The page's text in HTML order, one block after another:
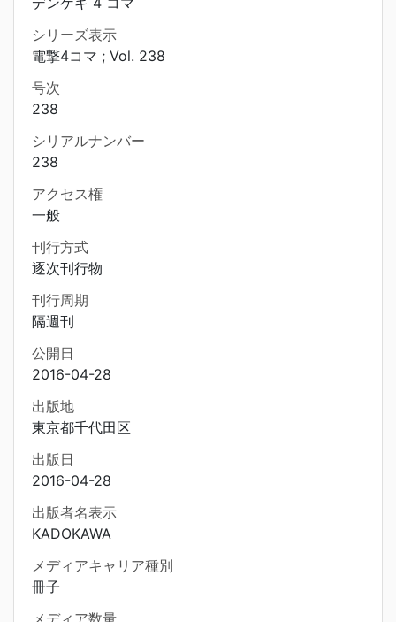
シリーズ表示
電撃4コマ ; Vol. 238
号次
238
シリアルナンバー
238
アクセス権
一般
刊行方式
逐次刊行物
刊行周期
隔週刊
公開日
2016-04-28
出版地
東京都千代田区
出版日
2016-04-28
出版者名表示
KADOKAWA
メディアキャリア種別
冊子
メディア数量